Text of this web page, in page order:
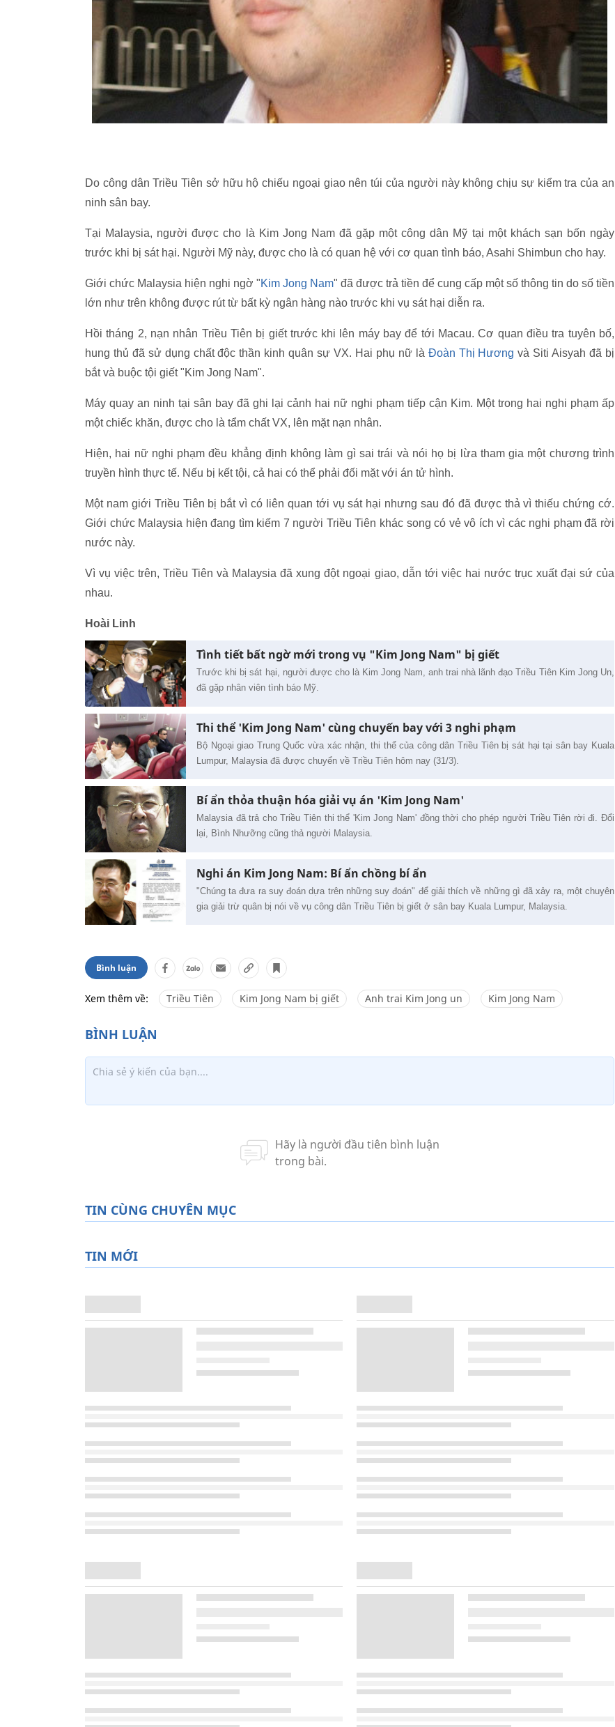
Do công dân Triều Tiên sở hữu hộ chiếu ngoại giao nên túi của người này không chịu sự kiểm tra của an
ninh sân bay.
Tại Malaysia, người được cho là Kim Jong Nam đã gặp một công dân Mỹ tại một khách sạn bốn ngày
trước khi bị sát hại. Người Mỹ này, được cho là có quan hệ với cơ quan tình báo, Asahi Shimbun cho hay.
Giới chức Malaysia hiện nghi ngờ "Kim Jong Nam" đã được trả tiền để cung cấp một số thông tin do số tiền
lớn như trên không được rút từ bất kỳ ngân hàng nào trước khi vụ sát hại diễn ra.
Hồi tháng 2, nạn nhân Triều Tiên bị giết trước khi lên máy bay để tới Macau. Cơ quan điều tra tuyên bố,
hung thủ đã sử dụng chất độc thần kinh quân sự VX. Hai phụ nữ là Đoàn Thị Hương và Siti Aisyah đã bị
bắt và buộc tội giết "Kim Jong Nam".
Máy quay an ninh tại sân bay đã ghi lại cảnh hai nữ nghi phạm tiếp cận Kim. Một trong hai nghi phạm ấp
một chiếc khăn, được cho là tẩm chất VX, lên mặt nạn nhân.
Hiện, hai nữ nghi phạm đều khẳng định không làm gì sai trái và nói họ bị lừa tham gia một chương trình
truyền hình thực tế. Nếu bị kết tội, cả hai có thể phải đối mặt với án tử hình.
Một nam giới Triều Tiên bị bắt vì có liên quan tới vụ sát hại nhưng sau đó đã được thả vì thiếu chứng cớ.
Giới chức Malaysia hiện đang tìm kiếm 7 người Triều Tiên khác song có vẻ vô ích vì các nghi phạm đã rời
nước này.
Vì vụ việc trên, Triều Tiên và Malaysia đã xung đột ngoại giao, dẫn tới việc hai nước trục xuất đại sứ của
nhau.
Hoài Linh
Tình tiết bất ngờ mới trong vụ "Kim Jong Nam" bị giết
Trước khi bị sát hại, người được cho là Kim Jong Nam, anh trai nhà lãnh đạo Triều Tiên Kim Jong Un,
đã gặp nhân viên tình báo Mỹ.
Thi thể 'Kim Jong Nam' cùng chuyến bay với 3 nghi phạm
Bộ Ngoại giao Trung Quốc vừa xác nhận, thi thể của công dân Triều Tiên bị sát hại tại sân bay Kuala
Lumpur, Malaysia đã được chuyển về Triều Tiên hôm nay (31/3).
Bí ẩn thỏa thuận hóa giải vụ án 'Kim Jong Nam'
Malaysia đã trả cho Triều Tiên thi thể 'Kim Jong Nam' đồng thời cho phép người Triều Tiên rời đi. Đổi
lại, Bình Nhưỡng cũng thả người Malaysia.
Nghi án Kim Jong Nam: Bí ẩn chồng bí ẩn
"Chúng ta đưa ra suy đoán dựa trên những suy đoán" để giải thích về những gì đã xảy ra, một chuyên
gia giải trừ quân bị nói về vụ công dân Triều Tiên bị giết ở sân bay Kuala Lumpur, Malaysia.
Bình luận
Xem thêm về: Triều Tiên Kim Jong Nam bị giết Anh trai Kim Jong un Kim Jong Nam
TIN CÙNG CHUYÊN MỤC
TIN MỚI